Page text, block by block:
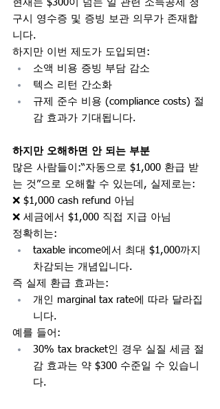
현재는 $300이 넘는 일 관련 소득공제 청
구시 영수증 및 증빙 보관 의무가 존재합
니다.
하지만 이번 제도가 도입되면:
소액 비용 증빙 부담 감소
텍스 리턴 간소화
규제 준수 비용 (compliance costs) 절
감 효과가 기대됩니다.
하지만 오해하면 안 되는 부분
많은 사람들이:“자동으로 $1,000 환급 받
는 것”으로 오해할 수 있는데, 실제로는:
❌ $1,000 cash refund 아님
❌ 세금에서 $1,000 직접 지급 아님
정확히는:
taxable income에서 최대 $1,000까지
차감되는 개념입니다.
즉 실제 환급 효과는:
개인 marginal tax rate에 따라 달라집
니다.
예를 들어:
30% tax bracket인 경우 실질 세금 절
감 효과는 약 $300 수준일 수 있습니
다.